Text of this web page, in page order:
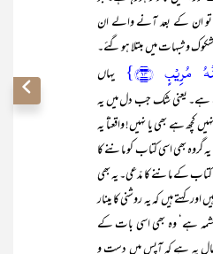
ان کے بعد آنے والے ان
و شبہات میں مبتلا ہو گئے۔
﴿۱۴﴾}
یہاں
یعنی شک جب دل میں یہ
کچھ ہے بھی یا نہیں! واقعتاً یہ
گروہ بھی اسی کتاب کو ماننے کا
کتاب کے ماننے کا مدّعی۔ یہ بھی
کہتے ہیں کہ یہ روشنی کا مینار
ہے‘ وہ بھی اسی بات کے